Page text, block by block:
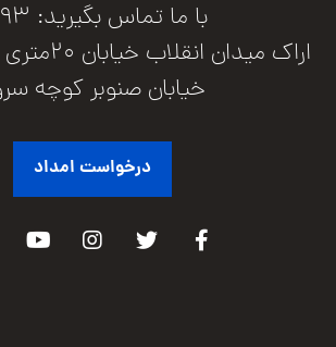
با ما تماس بگیرید: 1693
اراک
خیابان صنوبر کوچه سرو
درخواست امداد